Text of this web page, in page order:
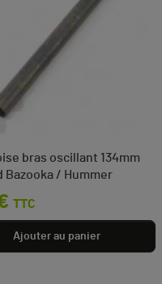
bras oscillant 134mm
Bazooka / Hummer
TTC
Ajouter au panier